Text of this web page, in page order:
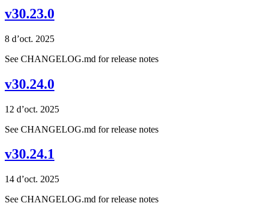
v30.23.0
8 d’oct. 2025
See CHANGELOG.md for release notes
v30.24.0
12 d’oct. 2025
See CHANGELOG.md for release notes
v30.24.1
14 d’oct. 2025
See CHANGELOG.md for release notes